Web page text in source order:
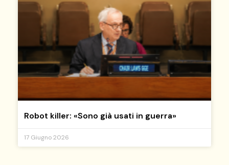
Robot killer: «Sono già usati in guerra»
17 Giugno 2026